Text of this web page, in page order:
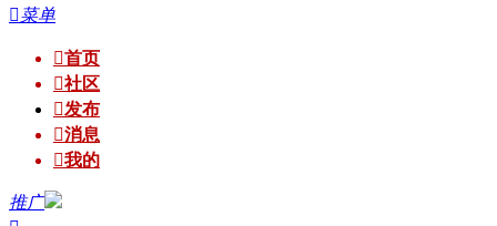
菜单
首页
社区
发布
消息
我的
推广